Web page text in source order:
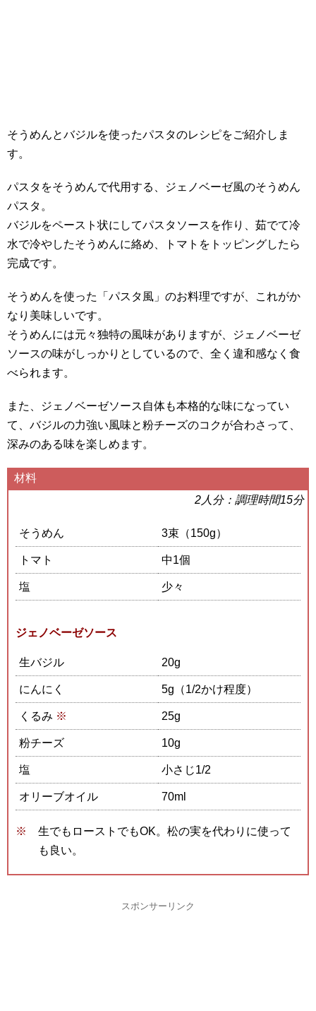
そうめんとバジルを使ったパスタのレシピをご紹介しま
す。
パスタをそうめんで代用する、ジェノベーゼ風のそうめん
パスタ。
バジルをペースト状にしてパスタソースを作り、茹でて冷
水で冷やしたそうめんに絡め、トマトをトッピングしたら
完成です。
そうめんを使った「パスタ風」のお料理ですが、これがか
なり美味しいです。
そうめんには元々独特の風味がありますが、ジェノベーゼ
ソースの味がしっかりとしているので、全く違和感なく食
べられます。
また、ジェノベーゼソース自体も本格的な味になってい
て、バジルの力強い風味と粉チーズのコクが合わさって、
深みのある味を楽しめます。
材料
2人分：調理時間15分
そうめん 3束（150g）
トマト 中1個
塩 少々
ジェノベーゼソース
生バジル 20g
にんにく 5g（1/2かけ程度）
くるみ ※ 25g
粉チーズ 10g
塩 小さじ1/2
オリーブオイル 70ml
生でもローストでもOK。松の実を代わりに使って
も良い。
スポンサーリンク